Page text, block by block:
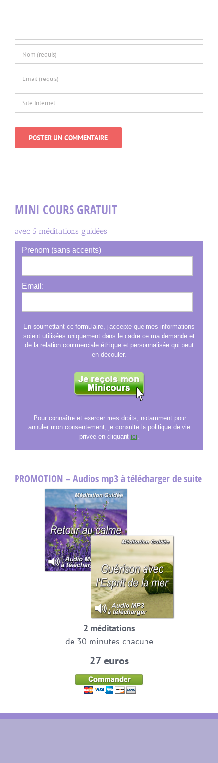
MINI COURS GRATUIT
avec 5 méditations guidées
Prenom (sans accents)
Email:
En soumettant ce formulaire, j'accepte que mes informations
soient utilisées uniquement dans le cadre de ma demande et
de la relation commerciale éthique et personnalisée qui peut
en découler.
Pour connaître et exercer mes droits, notamment pour
annuler mon consentement, je consulte la politique de vie
privée en cliquant ici.
PROMOTION – Audios mp3 à télécharger de suite
2 méditations
de 30 minutes chacune
27 euros